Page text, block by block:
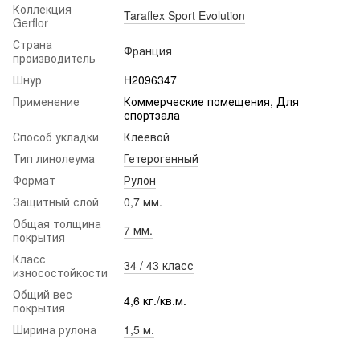
Коллекция
Gerflor
Taraflex Sport Evolution
Страна
производитель
Франция
Шнур
H2096347
Применение
Коммерческие помещения, Для
спортзала
Способ укладки
Клеевой
Тип линолеума
Гетерогенный
Формат
Рулон
Защитный слой
0,7 мм.
Общая толщина
покрытия
7 мм.
Класс
износостойкости
34 / 43 класс
Общий вес
покрытия
4,6 кг./кв.м.
Ширина рулона
1,5 м.